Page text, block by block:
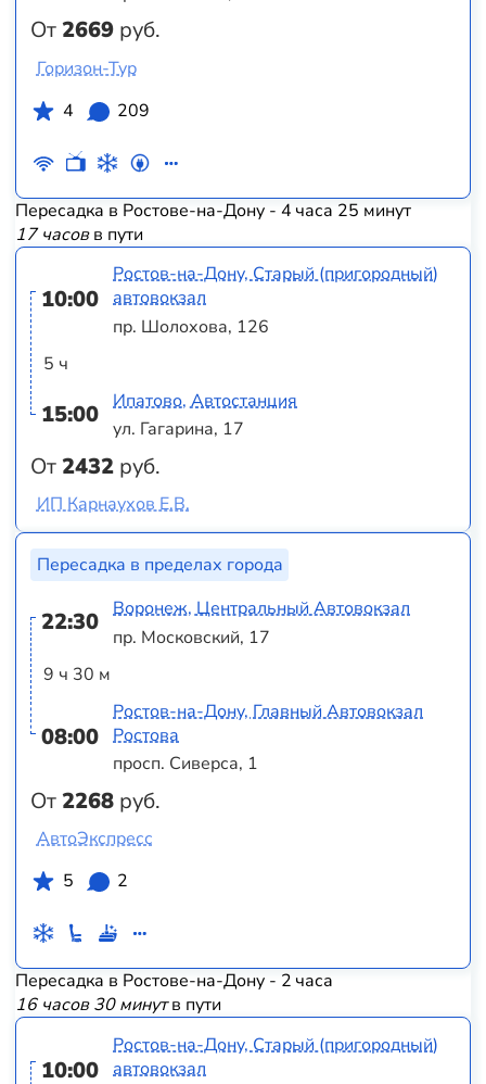
От2669 руб.
Горизон-Тур
4
209
Пересадка в Ростове-на-Дону - 4 часа 25 минут
17 часовв пути
10:00
5 ч
15:00
От2432 руб.
Ростов-на-Дону, Старый (пригородный)
автовокзал
пр. Шолохова, 126
Ипатово, Автостанция
ул. Гагарина, 17
ИП Карнаухов Е.В.
Пересадка в пределах города
22:30
9 ч 30 м
08:00
От2268 руб.
Воронеж, Центральный Автовокзал
пр. Московский, 17
Ростов-на-Дону, Главный Автовокзал
Ростова
просп. Сиверса, 1
АвтоЭкспресс
5
2
Пересадка в Ростове-на-Дону - 2 часа
16 часов 30 минутв пути
10:00
Ростов-на-Дону, Старый (пригородный)
автовокзал